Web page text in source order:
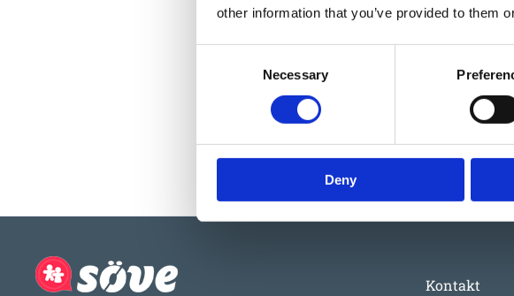
other information that you’ve provided to them
Necessary
Deny
Kontakt